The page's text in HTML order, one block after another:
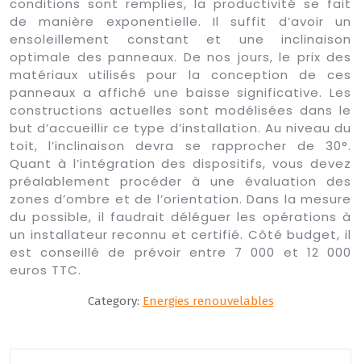
conditions sont remplies, la productivité se fait
de manière exponentielle. Il suffit d’avoir un
ensoleillement constant et une inclinaison
optimale des panneaux. De nos jours, le prix des
matériaux utilisés pour la conception de ces
panneaux a affiché une baisse significative. Les
constructions actuelles sont modélisées dans le
but d’accueillir ce type d’installation. Au niveau du
toit, l’inclinaison devra se rapprocher de 30°.
Quant à l’intégration des dispositifs, vous devez
préalablement procéder à une évaluation des
zones d’ombre et de l’orientation. Dans la mesure
du possible, il faudrait déléguer les opérations à
un installateur reconnu et certifié. Côté budget, il
est conseillé de prévoir entre 7 000 et 12 000
euros TTC.
Category: Energies renouvelables